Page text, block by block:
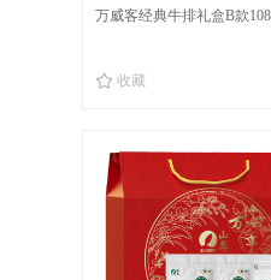
万威客经典牛排礼盒B款
收藏